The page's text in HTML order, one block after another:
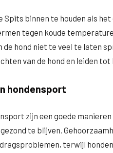
binnen te houden als
tegen koude
de hond niet te veel te laten
van de hond en leiden tot
hondensport
zijn een goede
te blijven.
terwijl